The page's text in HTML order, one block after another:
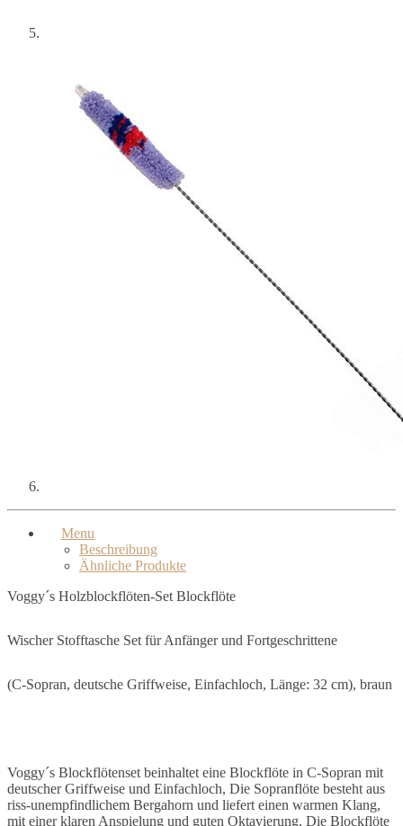
Menu
Beschreibung
Ähnliche Produkte
Voggy´s Holzblockflöten-Set Blockflöte
Wischer Stofftasche Set für Anfänger und Fortgeschrittene
(C-Sopran, deutsche Griffweise, Einfachloch, Länge: 32 cm), braun
Voggy´s Blockflötenset beinhaltet eine Blockflöte in C-Sopran mit
deutscher Griffweise und Einfachloch, Die Sopranflöte besteht aus
riss-unempfindlichem Bergahorn und liefert einen warmen Klang,
mit einer klaren Anspielung und guten Oktavierung, Die Blockflöte